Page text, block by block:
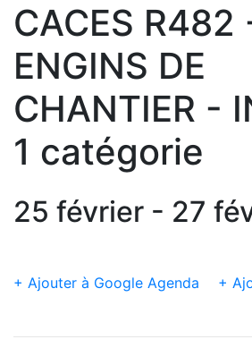
CACES R482
ENGINS DE
CHANTIER -
1 catégorie
25 février - 27
+ Ajouter à Google Agenda +